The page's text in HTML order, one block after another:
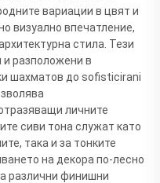
вариации в цвят и
визуално впечатление,
стила. Тези
разположени в
шахматов до sofisticirani
личните
сиви тона служат като
така и за тонките
на декора по-лесно
различни финишни